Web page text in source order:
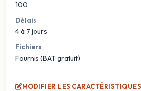
100
Délais
4 à 7 jours
Fichiers
Fournis (BAT gratuit)
MODIFIER LES CARACTÉRISTIQUES